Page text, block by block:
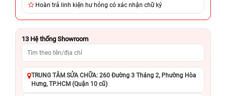
Hoàn trả linh kiện hư hỏng có xác nhận chữ ký
13 Hệ thống Showroom
TRUNG TÂM SỬA CHỮA: 260 Đường 3 Tháng 2, Phường Hòa
Hưng, TP.HCM (Quận 10 cũ)